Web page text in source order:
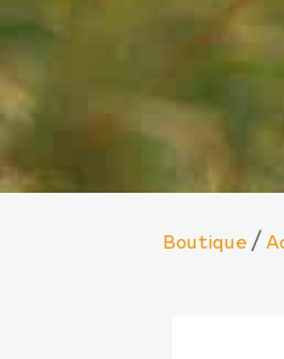
Boutique /